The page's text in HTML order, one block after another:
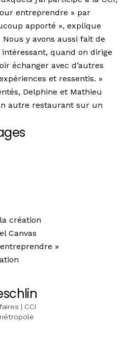
entreprendre » par
apporté », explique
Nous y avons aussi fait de
intéressant, quand on dirige
échanger avec d’autres
et ressentis. »
Delphine et Mathieu
autre restaurant sur un
création
Canvas
»
| CCI